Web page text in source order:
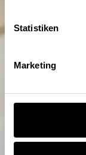
Statistiken
Marketing